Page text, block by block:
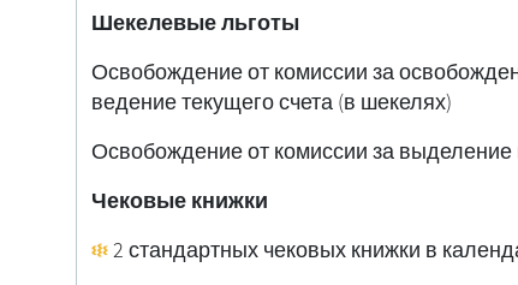
Шекелевые льготы
;Освобождение от комиссии за
ведение текущего счета (в шекелях)
Чековые книжки
2 стандартных чековых книжки в